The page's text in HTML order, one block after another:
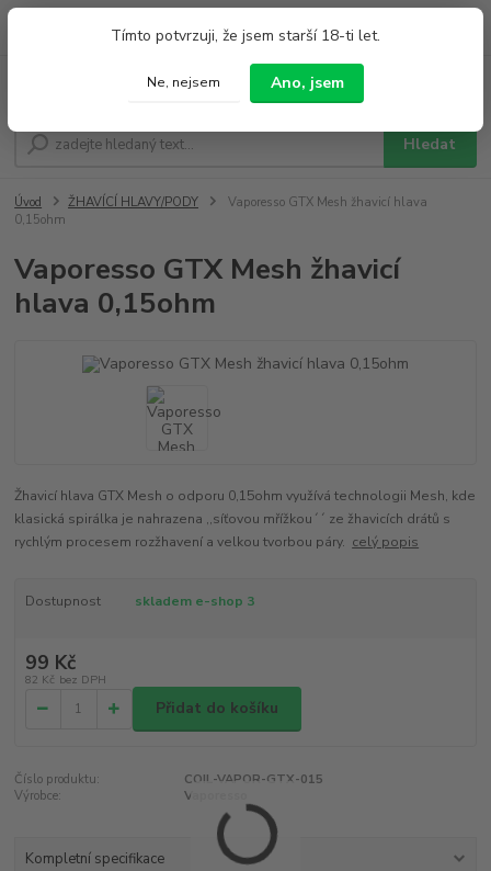
Tímto potvrzuji, že jsem starší 18-ti let.
Ne, nejsem Ano, jsem
Hledat
Po - Pá 9:00 - 19:00 So 9:00 - 14:00
Úvod ŽHAVÍCÍ HLAVY/PODY
Vaporesso GTX Mesh žhavicí hlava
0,15ohm
Vaporesso GTX Mesh žhavicí
hlava 0,15ohm
Žhavicí hlava GTX Mesh o odporu 0,15ohm využívá technologii Mesh, kde
klasická spirálka je nahrazena ,,síťovou mřížkou´´ ze žhavicích drátů s
rychlým procesem rozžhavení a velkou tvorbou páry. celý popis
Dostupnost skladem e-shop 3
99 Kč
82 Kč bez DPH
Přidat do košíku
Číslo produktu:
COIL-VAPOR-GTX-015
Výrobce:
Vaporesso
Kompletní specifikace